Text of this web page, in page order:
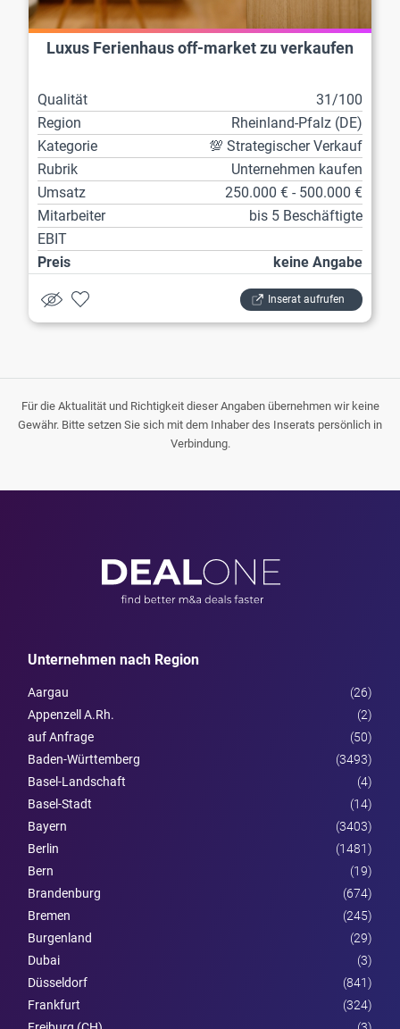
Luxus Ferienhaus off-market zu verkaufen
Qualität
31/100
Region
Rheinland-Pfalz (DE)
Kategorie
💯 Strategischer Verkauf
Rubrik
Unternehmen kaufen
Umsatz
250.000 € - 500.000 €
Mitarbeiter
bis 5 Beschäftigte
EBIT
Preis
keine Angabe
Inserat aufrufen
Für die Aktualität und Richtigkeit dieser Angaben übernehmen wir keine
Gewähr. Bitte setzen Sie sich mit dem Inhaber des Inserats persönlich in
Verbindung.
Unternehmen nach Region
Aargau
(26)
Appenzell A.Rh.
(2)
auf Anfrage
(50)
Baden-Württemberg
(3493)
Basel-Landschaft
(4)
Basel-Stadt
(14)
Bayern
(3403)
Berlin
(1481)
Bern
(19)
Brandenburg
(674)
Bremen
(245)
Burgen­land
(29)
Dubai
(3)
Düsseldorf
(841)
Frankfurt
(324)